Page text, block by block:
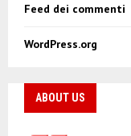
Feed dei commenti
WordPress.org
ABOUT US